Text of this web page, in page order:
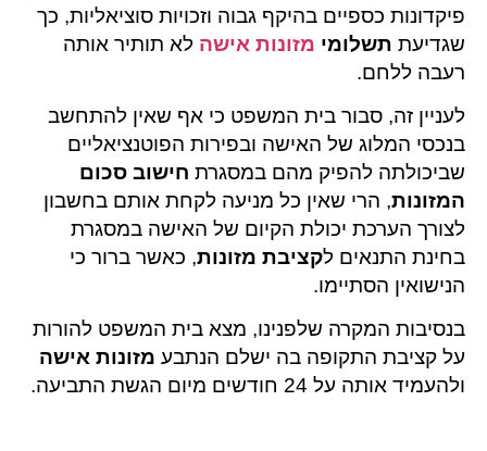
פיקדונות כספיים בהיקף גבוה וזכויות סוציאליות, כך
שגדיעת תשלומי מזונות אישה לא תותיר אותה
רעבה ללחם.
לעניין זה, סבור בית המשפט כי אף שאין להתחשב
בנכסי המלוג של האישה ובפירות הפוטנציאליים
שביכולתה להפיק מהם במסגרת חישוב סכום
המזונות, הרי שאין כל מניעה לקחת אותם בחשבון
לצורך הערכת יכולת הקיום של האישה במסגרת
בחינת התנאים לקציבת מזונות, כאשר ברור כי
הנישואין הסתיימו.
בנסיבות המקרה שלפנינו, מצא בית המשפט להורות
על קציבת התקופה בה ישלם הנתבע מזונות אישה
ולהעמיד אותה על 24 חודשים מיום הגשת התביעה.